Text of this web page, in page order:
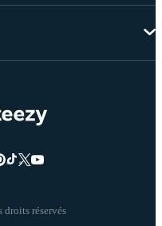
réservés